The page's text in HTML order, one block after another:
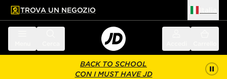
principale
a fondo pagina
TROVA UN NEGOZIO
BACK TO SCHOOL
CON I MUST HAVE JD